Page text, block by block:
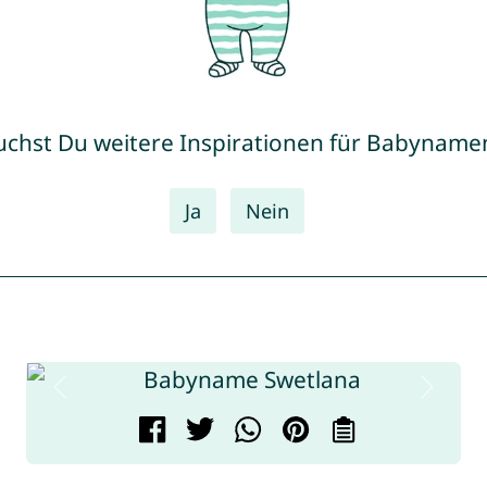
Du weitere Inspirationen für
Ja Nein